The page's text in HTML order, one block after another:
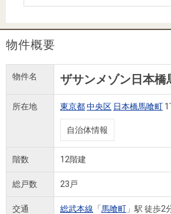
住まいと
暮らしの
税金の本
ック）
購入ガイ
ド
ック）
物件概要
物件名 ザサンメゾン日本橋
所在地 東京都中央区 日本橋馬喰町
自治体情報
階数 12階建
総戸数 23戸
交通 総武本線 「馬喰町 」駅 徒歩2